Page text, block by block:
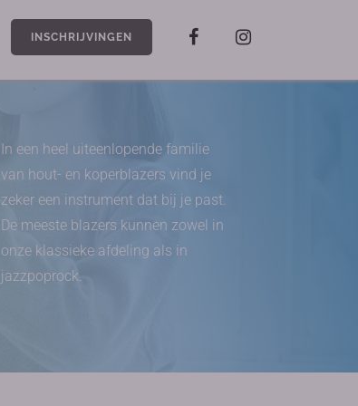
INSCHRIJVINGEN
In een heel uiteenlopende familie
van hout- en koperblazers vind je
zeker een instrument dat bij je past.
De meeste blazers kunnen zowel in
onze klassieke afdeling als in
jazzpoprock.